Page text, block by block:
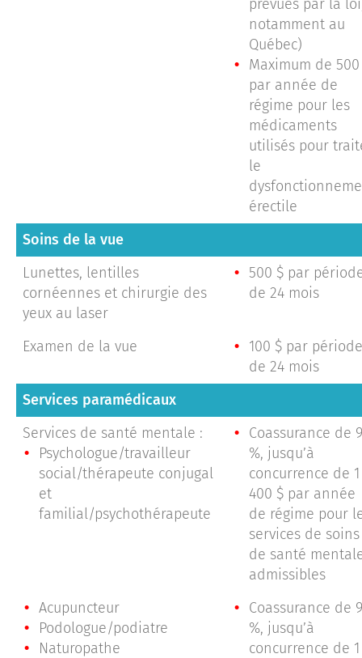
prévues par la
notamment au
Québec)
Maximum de
par année de
régime pour les
médicaments
utilisés pour
le
érectile
Soins de la vue
Lunettes, lentilles
cornéennes et chirurgie des
yeux au laser
500 $ par
de 24 mois
Examen de la vue
100 $ par période
de 24 mois
Services paramédicaux
Services de santé mentale :
Psychologue/travailleur
social/thérapeute conjugal
et
familial/psychothérapeute
Coassurance de
%, jusqu’à
concurrence de 1
400 $ par année
de régime pour
services de soins
de santé
admissibles
Acupuncteur
Podologue/podiatre
Naturopathe
Coassurance de
%, jusqu’à
concurrence de 1